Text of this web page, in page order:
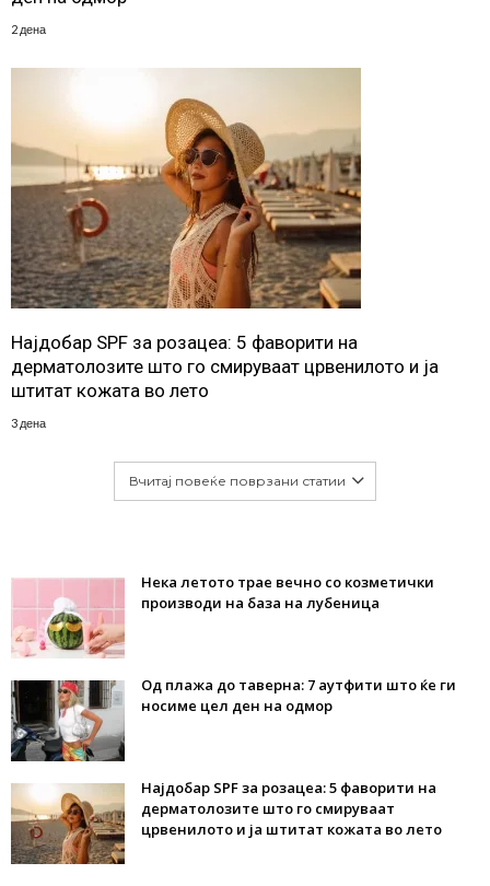
2 дена
Најдобар SPF за розацеа: 5 фаворити на
дерматолозите што го смируваат црвенилото и ја
штитат кожата во лето
3 дена
Вчитај повеќе поврзани статии
Нека летото трае вечно со козметички
производи на база на лубеница
Од плажа до таверна: 7 аутфити што ќе ги
носиме цел ден на одмор
Најдобар SPF за розацеа: 5 фаворити на
дерматолозите што го смируваат
црвенилото и ја штитат кожата во лето